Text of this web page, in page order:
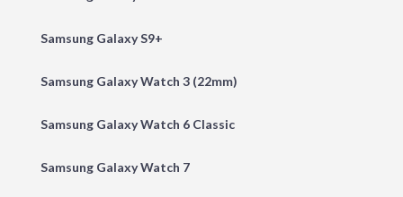
Samsung Galaxy S9+
Samsung Galaxy Watch 3 (22mm)
Samsung Galaxy Watch 6 Classic
Samsung Galaxy Watch 7